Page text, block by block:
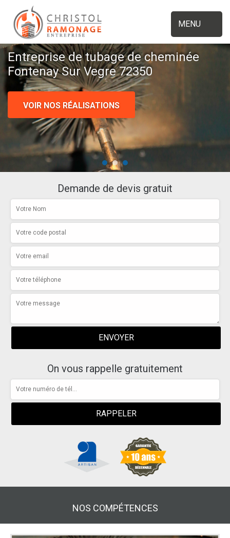
MENU
Entreprise de tubage de cheminée
Fontenay Sur Vegre 72350
VOIR NOS RÉALISATIONS
Demande de devis gratuit
On vous rappelle gratuitement
NOS COMPÉTENCES